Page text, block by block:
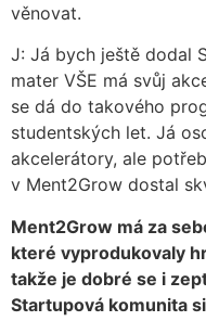
věnovat.
J: Já bych ještě dodal
mater VŠE má svůj
se dá do takového
studentských let. Já
akcelerátory, ale
v Ment2Grow dostal
Ment2Grow má za
které vyprodukovaly
takže je dobré se i
Startupová komunita